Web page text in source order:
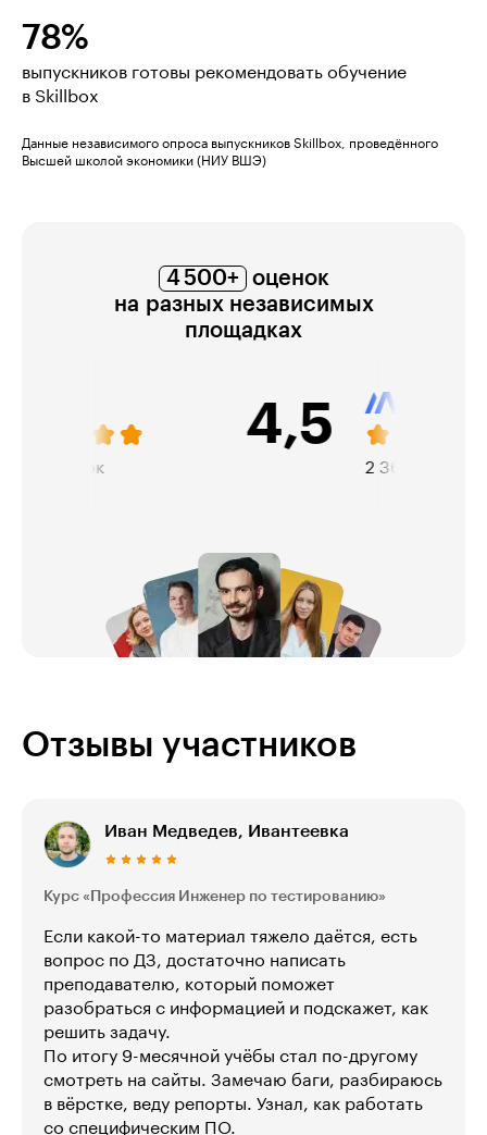
78%
выпускников готовы рекомендовать обучение
в Skillbox
Данные независимого опроса выпускников Skillbox, проведённого
Высшей школой экономики (НИУ ВШЭ)
4 500+ оценок
на разных независимых
площадках
4,5
Отзывы участников
Иван Медведев, Ивантеевка
Курс «Профессия Инженер по тестированию»
Если какой-то материал тяжело даётся, есть
вопрос по ДЗ, достаточно написать
преподавателю, который поможет
разобраться с информацией и подскажет, как
решить задачу.
По итогу 9-месячной учёбы стал по-другому
смотреть на сайты. Замечаю баги, разбираюсь
в вёрстке, веду репорты. Узнал, как работать
со специфическим ПО.